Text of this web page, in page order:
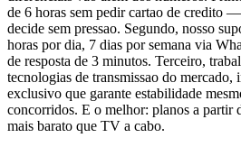
de 6 horas sem pedir cartao de credito
decide sem pressao. Segundo, nosso
horas por dia, 7 dias por semana via
de resposta de 3 minutos. Terceiro,
tecnologias de transmissao do mercado,
exclusivo que garante estabilidade
concorridos. E o melhor: planos a
mais barato que TV a cabo.